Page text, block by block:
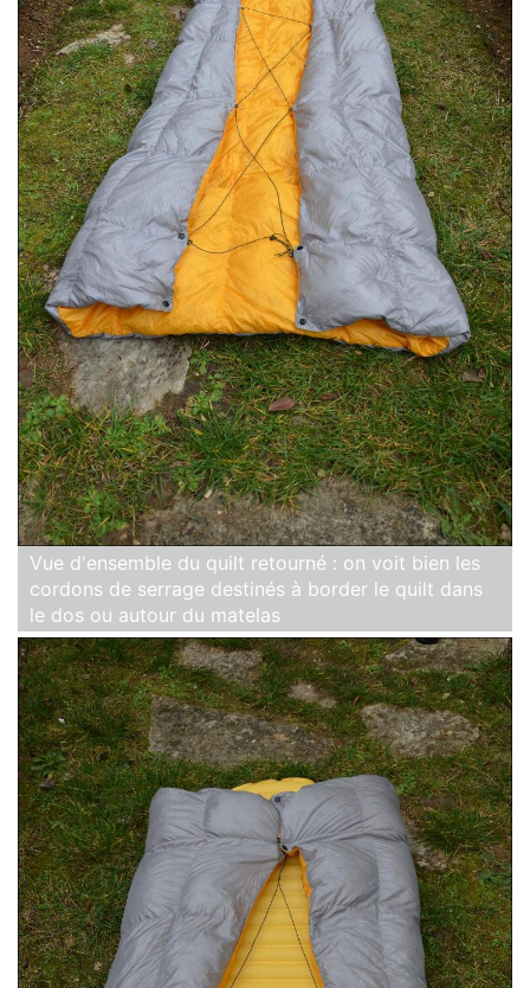
Vue d'ensemble du quilt retourné : on voit bien les
cordons de serrage destinés à border le quilt dans
le dos ou autour du matelas